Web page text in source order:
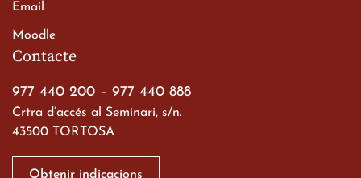
a les ciutats imperials
Contacte
977 440 200 – 977 440 888
Crtra d’accés al Seminari, s/n.
43500 TORTOSA
Obtenir indicacions
Email
Moodle